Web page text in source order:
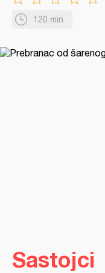
120 min
Sastojci